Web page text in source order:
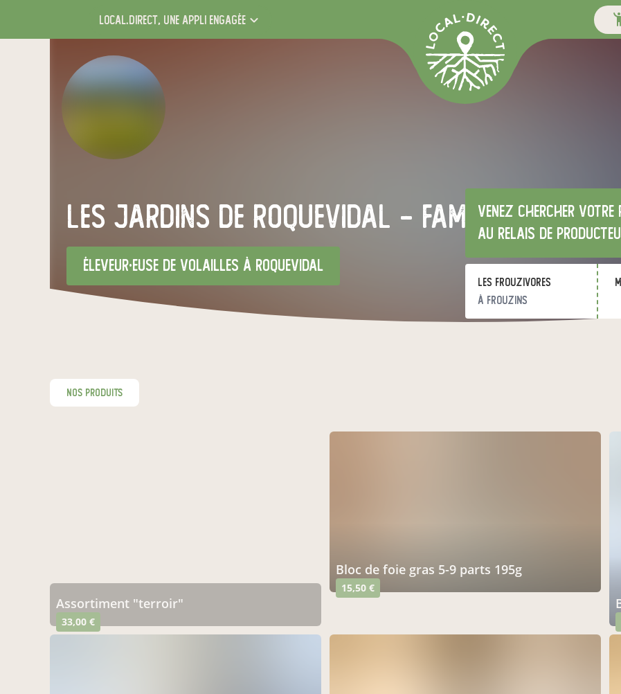
local.direct, une appli engagée
Les jardins de Roquevidal - famille magni
éleveur·euse de volailles à Roquevidal
Venez chercher votre
au relais de
Les Frouzivores
à Frouzins
nos produits
assortiment "terroir"
33,00 €
bloc de foie gras 5-9 parts 195g
15,50 €